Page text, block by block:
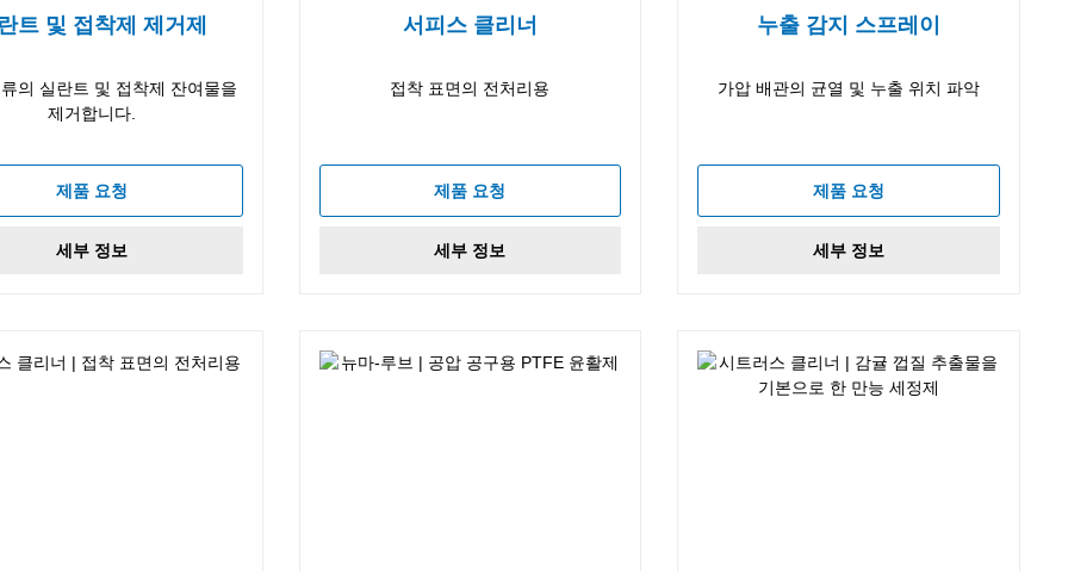
트 및 접착제 제거제
의 실란트 및 접착제 잔여물을
제거합니다.
제품 요청
세부 정보
서피스 클리너
접착 표면의 전처리용
제품 요청
세부 정보
누출 감지 스프레이
가압 배관의 균열 및 누출 위치 파악
제품 요청
세부 정보